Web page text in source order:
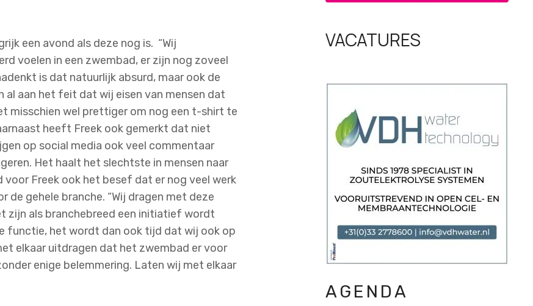
een avond als deze nog is. “Wij
voelen in een zwembad, er zijn nog zoveel
is dat natuurlijk absurd, maar ook de
al aan het feit dat wij eisen van mensen dat
misschien wel prettiger om nog een t-shirt te
heeft Freek ook gemerkt dat niet
op social media ook veel commentaar
Het haalt het slechtste in mensen naar
voor Freek ook het besef dat er nog veel werk
de gehele branche. “Wij dragen met deze
zijn als branchebreed een initiatief wordt
functie, het wordt dan ook tijd dat wij ook op
elkaar uitdragen dat het zwembad er voor
enige belemmering. Laten wij met elkaar
VACATURES
AGENDA